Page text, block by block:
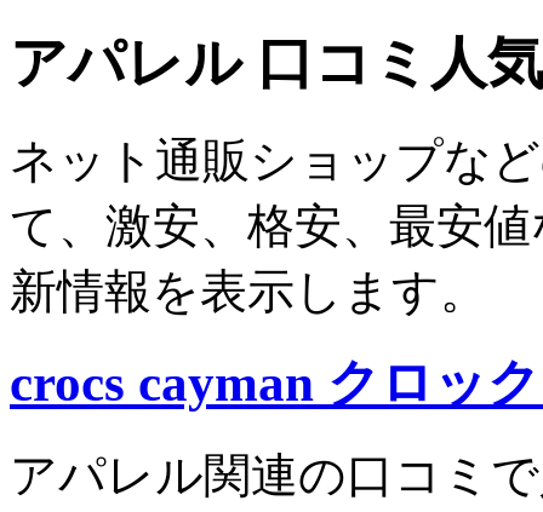
アパレル 口コミ人
ネット通販ショップな
て、激安、格安、最安
新情報を表示します。
crocs cayman クロッ
アパレル関連の口コミ